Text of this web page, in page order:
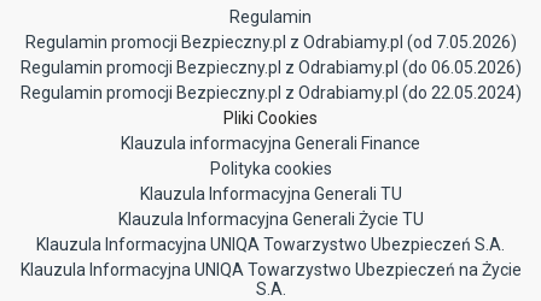
Regulamin
Regulamin promocji Bezpieczny.pl z Odrabiamy.pl (od 7.05.2026)
Regulamin promocji Bezpieczny.pl z Odrabiamy.pl (do 06.05.2026)
Regulamin promocji Bezpieczny.pl z Odrabiamy.pl (do 22.05.2024)
Pliki Cookies
Klauzula informacyjna Generali Finance
Polityka cookies
Klauzula Informacyjna Generali TU
Klauzula Informacyjna Generali Życie TU
Klauzula Informacyjna UNIQA Towarzystwo Ubezpieczeń S.A.
Klauzula Informacyjna UNIQA Towarzystwo Ubezpieczeń na Życie
S.A.